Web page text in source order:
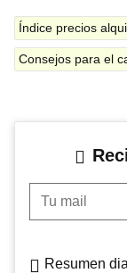
Índice precios
Consejos para el
Tu mail
Resumen